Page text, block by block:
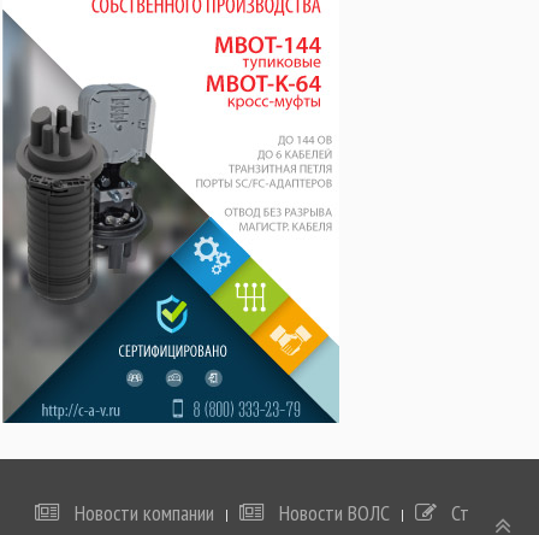
Новости компании Новости ВОЛС Статьи